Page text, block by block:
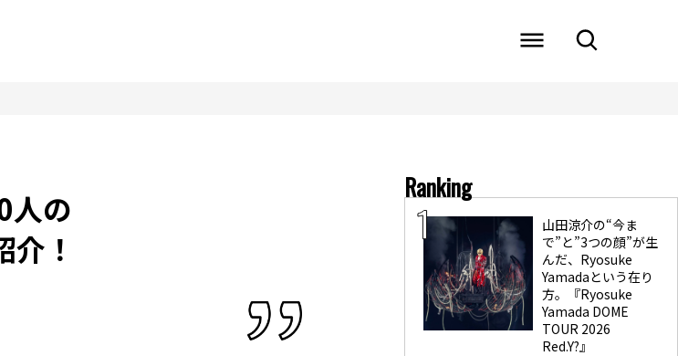
人の
！
Ranking
山田涼介の“今ま
で”と”3つの顔”が生
んだ、Ryosuke
Yamadaという在り
方。『Ryosuke
Yamada DOME
TOUR 2026
Red.Y?』